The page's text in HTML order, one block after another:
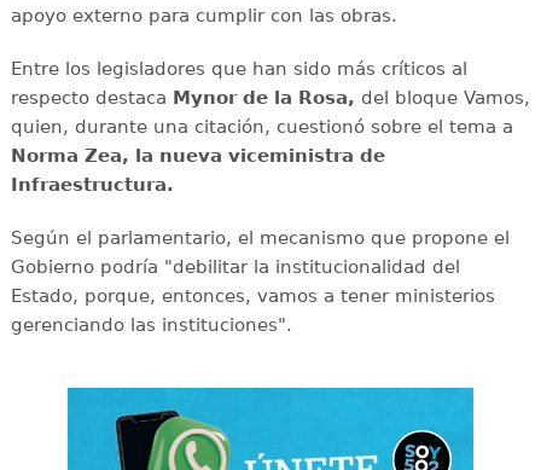
apoyo externo para cumplir con las obras.
Entre los legisladores que han sido más críticos al
respecto destaca Mynor de la Rosa, del bloque Vamos,
quien, durante una citación, cuestionó sobre el tema a
Norma Zea, la nueva viceministra de
Infraestructura.
Según el parlamentario, el mecanismo que propone el
Gobierno podría "debilitar la institucionalidad del
Estado, porque, entonces, vamos a tener ministerios
gerenciando las instituciones".